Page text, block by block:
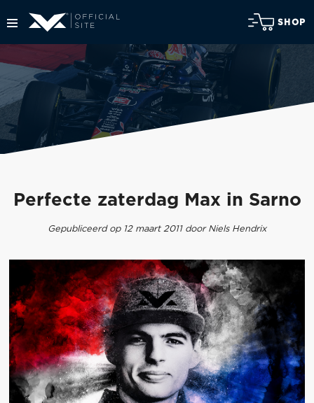
SHOP
Perfecte zaterdag Max in Sarno
Gepubliceerd op 12 maart 2011 door Niels Hendrix